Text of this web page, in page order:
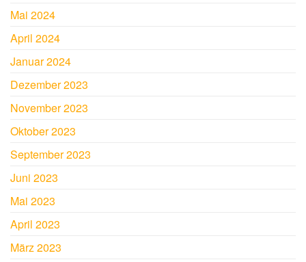
Mai 2024
April 2024
Januar 2024
Dezember 2023
November 2023
Oktober 2023
September 2023
Juni 2023
Mai 2023
April 2023
März 2023